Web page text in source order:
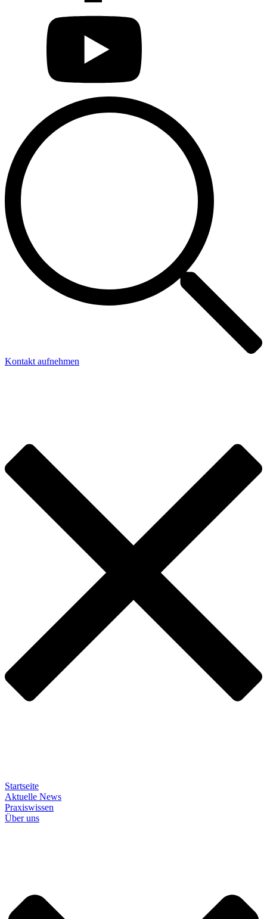
Kontakt aufnehmen
Startseite
Aktuelle News
Praxiswissen
Über uns